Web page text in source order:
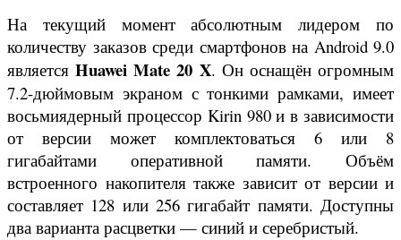
На текущий момент абсолютным лидером по
количеству заказов среди смартфонов на Android 9.0
являетсяHuawei Mate 20 X. Он оснащён огромным
7.2-дюймовым экраном с тонкими рамками, имеет
восьмиядерный процессор Kirin 980 и в зависимости
от версии может комплектоваться 6 или 8
гигабайтами оперативной памяти. Объём
встроенного накопителя также зависит от версии и
составляет 128 или 256 гигабайт памяти. Доступны
два варианта расцветки — синий и серебристый.